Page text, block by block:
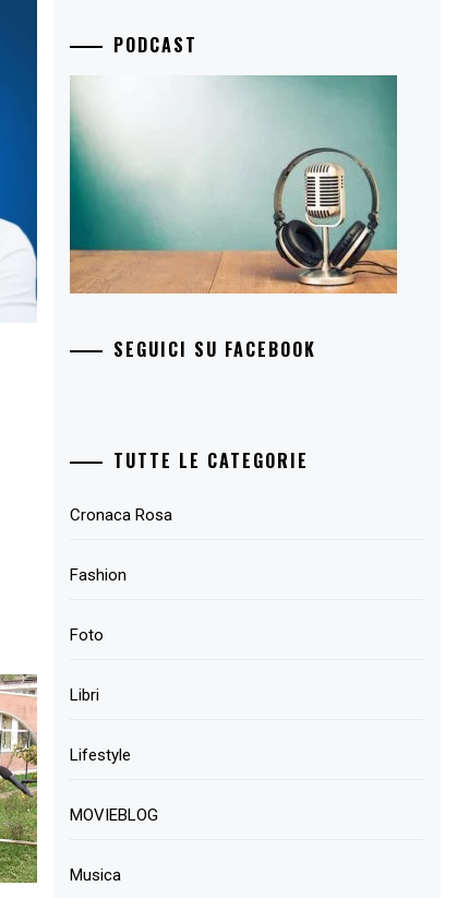
PODCAST
SEGUICI SU FACEBOOK
TUTTE LE CATEGORIE
Cronaca Rosa
Fashion
Foto
Libri
Lifestyle
MOVIEBLOG
Musica